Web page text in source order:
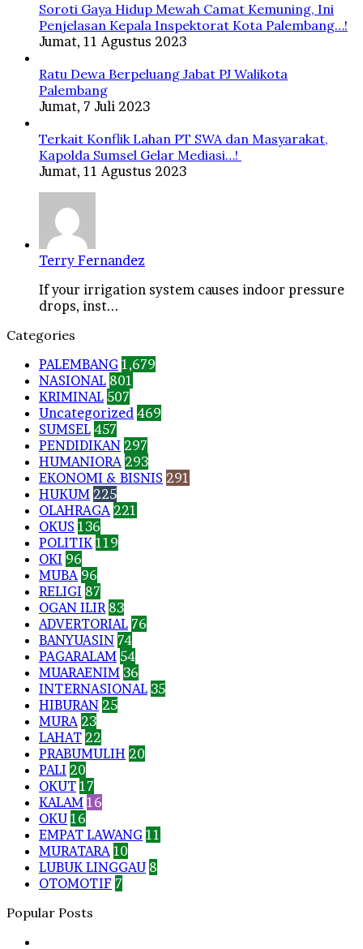
Soroti Gaya Hidup Mewah Camat Kemuning, Ini
Penjelasan Kepala Inspektorat Kota Palembang…!
Jumat, 11 Agustus 2023
Ratu Dewa Berpeluang Jabat PJ Walikota
Palembang
Jumat, 7 Juli 2023
Terkait Konflik Lahan PT SWA dan Masyarakat,
Kapolda Sumsel Gelar Mediasi…!
Jumat, 11 Agustus 2023
Terry Fernandez
If your irrigation system causes indoor pressure
drops, inst...
Categories
PALEMBANG 1,679
NASIONAL 801
KRIMINAL 507
Uncategorized 469
SUMSEL 457
PENDIDIKAN 297
HUMANIORA 293
EKONOMI & BISNIS 291
HUKUM 225
OLAHRAGA 221
OKUS 136
POLITIK 119
OKI 96
MUBA 96
RELIGI 87
OGAN ILIR 83
ADVERTORIAL 76
BANYUASIN 74
PAGARALAM 54
MUARAENIM 36
INTERNASIONAL 35
HIBURAN 25
MURA 23
LAHAT 22
PRABUMULIH 20
PALI 20
OKUT 17
KALAM 16
OKU 16
EMPAT LAWANG 11
MURATARA 10
LUBUK LINGGAU 8
OTOMOTIF 7
Popular Posts